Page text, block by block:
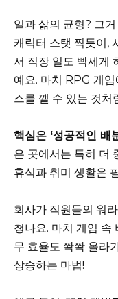
일과 삶의 균형? 그
캐릭터 스탯 찍듯이,
서 직장 일도 빡세게
예요. 마치 RPG 게
스를 깰 수 있는 것처
핵심은 ‘성공적인 배
은 곳에서는 특히 더
휴식과 취미 생활은
회사가 직원들의 워
청나요. 마치 게임 속
무 효율도 쫙쫙 올라
상승하는 마법!